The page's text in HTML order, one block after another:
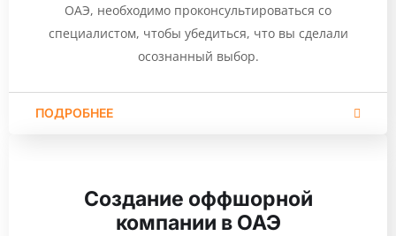
ОАЭ, необходимо проконсультироваться со
специалистом, чтобы убедиться, что вы сделали
осознанный выбор.
ПОДРОБНЕЕ
Создание оффшорной
компании в ОАЭ